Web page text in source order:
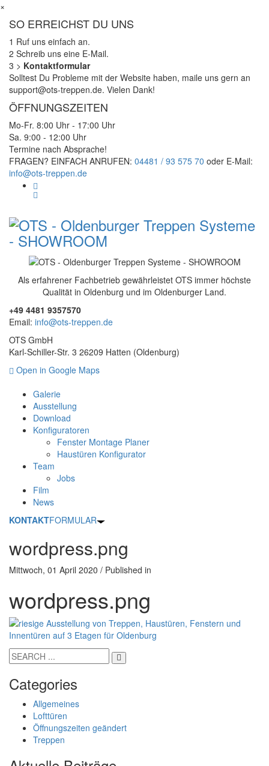
×
SO ERREICHST DU UNS
1 Ruf uns einfach an.
2 Schreib uns eine E-Mail.
3 > Kontaktformular
Solltest Du Probleme mit der Website haben, maile uns gern an
support@ots-treppen.de. Vielen Dank!
ÖFFNUNGSZEITEN
Mo-Fr. 8:00 Uhr - 17:00 Uhr
Sa. 9:00 - 12:00 Uhr
Termine nach Absprache!
FRAGEN? EINFACH ANRUFEN: 04481 / 93 575 70 oder E-Mail:
info@ots-treppen.de
Als erfahrener Fachbetrieb gewährleistet OTS immer höchste
Qualität in Oldenburg und im Oldenburger Land.
+49 4481 9357570
Email: info@ots-treppen.de
OTS GmbH
Karl-Schiller-Str. 3 26209 Hatten (Oldenburg)
Open in Google Maps
Galerie
Ausstellung
Download
Konfiguratoren
Fenster Montage Planer
Haustüren Konfigurator
Team
Jobs
Film
News
KONTAKTFORMULAR
wordpress.png
Mittwoch, 01 April 2020 / Published in
wordpress.png
Categories
Allgemeines
Lofttüren
Öffnungszeiten geändert
Treppen